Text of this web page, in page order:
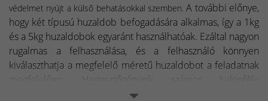
védelmet nyújt a külső behatásokkal szemben.A további előnye,
hogy két típusú huzaldob befogadására alkalmas, így a 1kg
és a 5kg huzaldobok egyaránt használhatóak. Ezáltal nagyon
rugalmas a felhasználása, és a felhasználó könnyen
kiválaszthatja a megfelelő méretű huzaldobot a feladatnak
megfelelően.
Hegesztőgépünk számos különféle
alkalmazási területen használható, például az autóiparban,